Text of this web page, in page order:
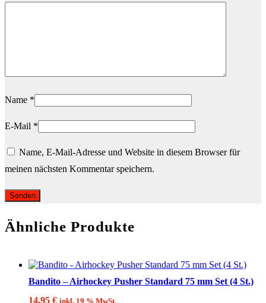
Name *
E-Mail *
Name, E-Mail-Adresse und Website in diesem Browser für
meinen nächsten Kommentar speichern.
Ähnliche Produkte
Bandito – Airhockey Pusher Standard 75 mm Set (4 St.)
14,95 € inkl. 19 % MwSt.